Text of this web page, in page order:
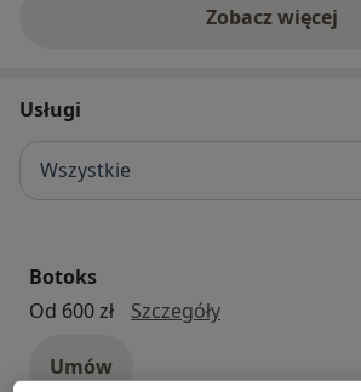
Zobacz więcej
Usługi
Wszystkie
Botoks
Od 600 zł
SzczegółyBotoks
Umów